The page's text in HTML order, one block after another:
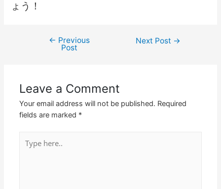
ょう！
← Previous
Post
Next Post →
Leave a Comment
Your email address will not be published. Required
fields are marked *
here..